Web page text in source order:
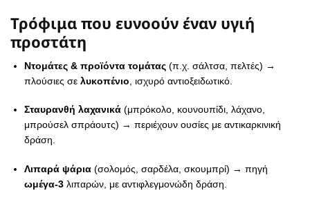
Τρόφιμα που ευνοούν έναν υγιή
προστάτη
Ντομάτες & προϊόντα τομάτας (π.χ. σάλτσα, πελτές) →
πλούσιες σε λυκοπένιο , ισχυρό αντιοξειδωτικό.
Σταυρανθή λαχανικά (μπρόκολο, κουνουπίδι, λάχανο,
μπρούσελ σπράουτς) → περιέχουν ουσίες με αντικαρκινική
δράση.
Λιπαρά ψάρια (σολομός, σαρδέλα, σκουμπρί) → πηγή
ωμέγα-3 λιπαρών, με αντιφλεγμονώδη δράση.